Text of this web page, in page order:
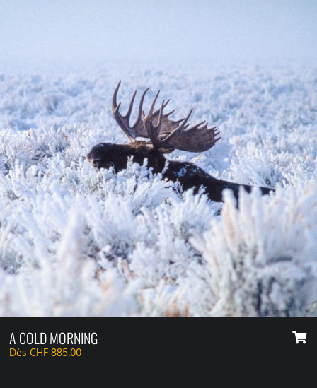
A COLD MORNING
DèsCHF 885.00